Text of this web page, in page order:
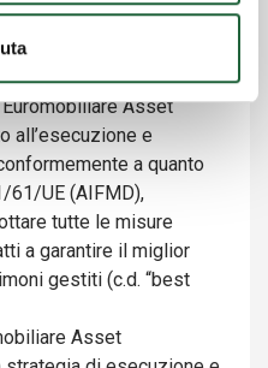
di gestione collettiva del
Asset
all’esecuzione e
a quanto
61/UE (AIFMD),
tutte le misure
a garantire il miglior
gestiti (c.d. “best
Asset